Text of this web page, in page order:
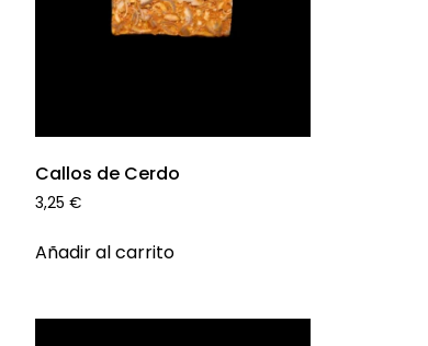
Callos de Cerdo
3,25€
Añadir al carrito